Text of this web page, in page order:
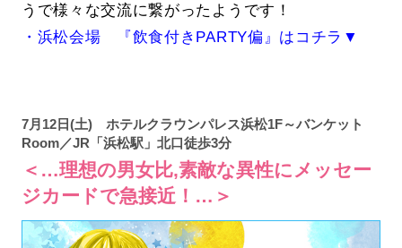
うで様々な交流に繋がったようです！
・浜松会場 『飲食付きPARTY偏』はコチラ▼
7月12日(土) ホテルクラウンパレス浜松1F～バンケット
Room／JR「浜松駅」北口徒歩3分
＜…理想の男女比,素敵な異性にメッセー
ジカードで急接近！…＞